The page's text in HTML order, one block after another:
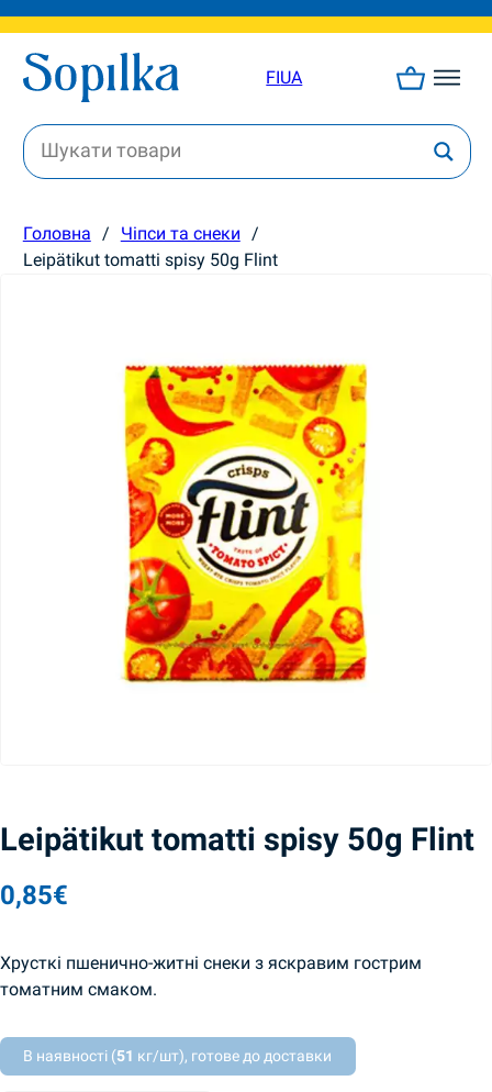
FIUA
Головна / Чіпси та снеки /
Leipätikut tomatti spisy 50g Flint
Leipätikut tomatti spisy 50g Flint
0,85€
Хрусткі пшенично-житні снеки з яскравим гострим
томатним смаком.
В наявності (51 кг/шт), готове до доставки